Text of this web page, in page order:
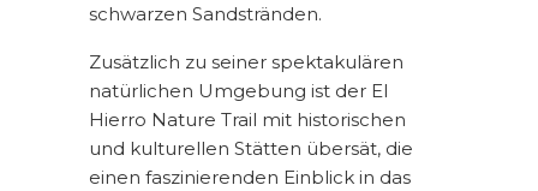
schwarzen Sandstränden.
Zusätzlich zu seiner spektakulären
natürlichen Umgebung ist der El
Hierro Nature Trail mit historischen
und kulturellen Stätten übersät, die
einen faszinierenden Einblick in das